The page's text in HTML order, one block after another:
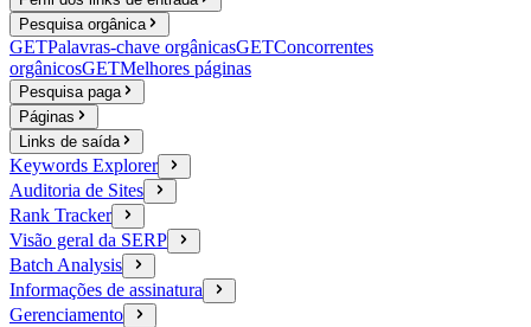
Pesquisa orgânica
GETPalavras-chave orgânicasGETConcorrentes
orgânicosGETMelhores páginas
Pesquisa paga
Páginas
Links de saída
Keywords Explorer
Auditoria de Sites
Rank Tracker
Visão geral da SERP
Batch Analysis
Informações de assinatura
Gerenciamento